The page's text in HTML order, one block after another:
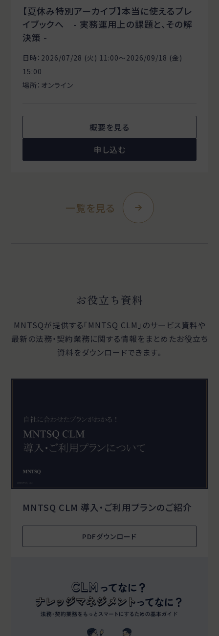
【夏休み特別アーカイブ】本当に使えるプレ
イブックへ - 実務運用上の課題と、その解
決策 -
日時：2026/07/28 (火) 11:00〜2026/09/18 (金)
15:00
場所：オンライン
概要を見る
申し込む
一覧を見る
お役立ち資料
MNTSQが提供する「MNTSQ CLM」のサービス資料や
最新の法務・契約業務に関する情報をまとめたお役立ち
資料をダウンロードできます。
MNTSQ CLM 導入・ご利用プランのご紹介
PDFダウンロード